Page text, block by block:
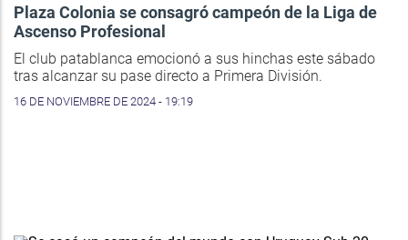
Plaza Colonia se consagró campeón de la Liga de
Ascenso Profesional
El club patablanca emocionó a sus hinchas este sábado
tras alcanzar su pase directo a Primera División.
16 DE NOVIEMBRE DE 2024 - 19:19